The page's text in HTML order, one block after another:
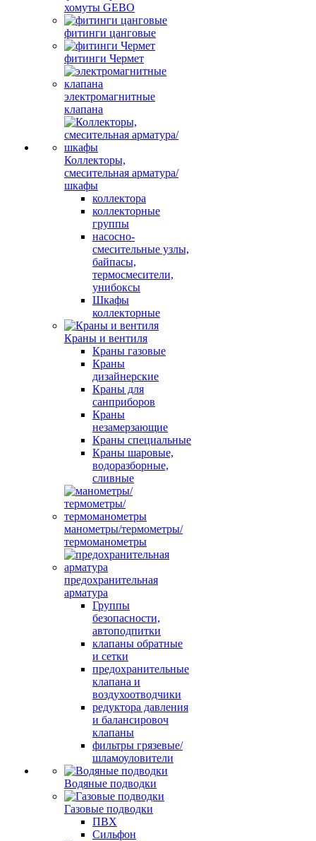
хомуты GEBO
фитинги цанговые
фитинги Чермет
электромагнитные
клапана
Коллекторы,
смесительная арматура/
шкафы
коллектора
коллекторные
группы
насосно-
смесительные узлы,
байпасы,
термосмесители,
унибоксы
Шкафы
коллекторные
Краны и вентиля
Краны газовые
Краны
дизайнерские
Краны для
санприборов
Краны
незамерзающие
Краны специальные
Краны шаровые,
водоразборные,
сливные
манометры/термометры/
термоманометры
предохранительная
арматура
Группы
безопасности,
автоподпитки
клапаны обратные
и сетки
предохранительные
клапана и
воздухоотводчики
редуктора давления
и балансировоч
клапаны
фильтры грязевые/
шламоуловители
Водяные подводки
Газовые подводки
ПВХ
Сильфон